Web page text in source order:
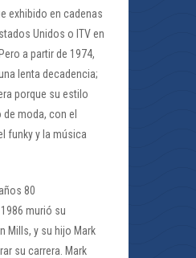
exhibido en cadenas
Unidos o ITV en
a partir de 1974,
lenta decadencia;
porque su estilo
moda, con el
funky y la música
80
murió su
Mills, y su hijo Mark
su carrera. Mark